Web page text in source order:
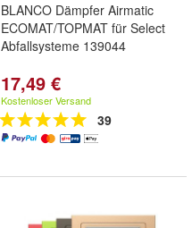
BLANCO Dämpfer Airmatic
ECOMAT/TOPMAT für Select
Abfallsysteme 139044
17,49 €
Kostenloser Versand
39